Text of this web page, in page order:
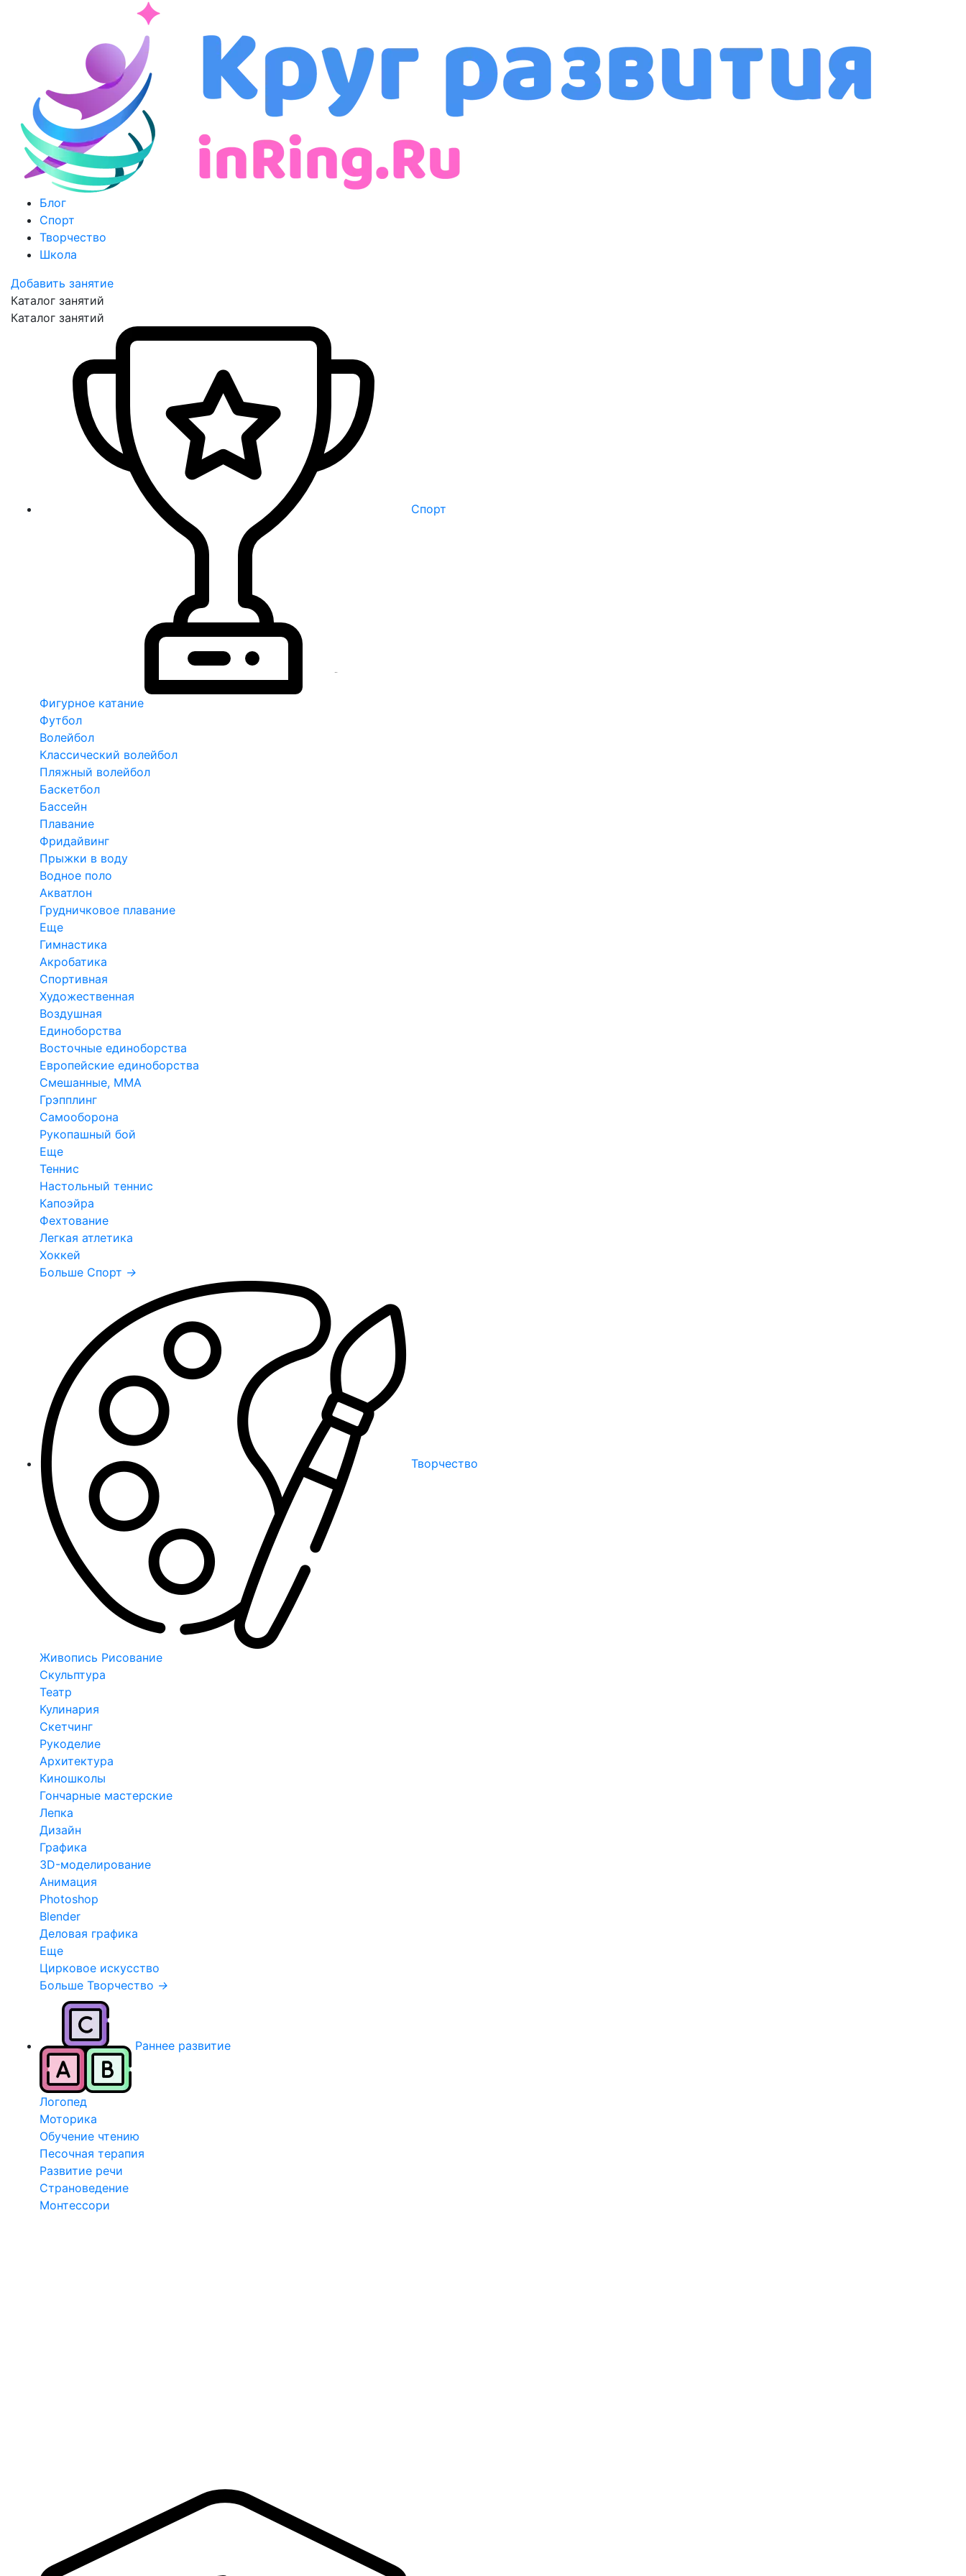
Блог
Спорт
Творчество
Школа
Добавить занятие
Каталог занятий
Каталог занятий
Спорт
Фигурное катание
Футбол
Волейбол
Классический волейбол
Пляжный волейбол
Баскетбол
Бассейн
Плавание
Фридайвинг
Прыжки в воду
Водное поло
Акватлон
Грудничковое плавание
Еще
Гимнастика
Акробатика
Спортивная
Художественная
Воздушная
Единоборства
Восточные единоборства
Европейские единоборства
Смешанные, ММА
Грэпплинг
Самооборона
Рукопашный бой
Еще
Теннис
Настольный теннис
Капоэйра
Фехтование
Легкая атлетика
Хоккей
Больше Спорт →
Творчество
Живопись Рисование
Скульптура
Театр
Кулинария
Скетчинг
Рукоделие
Архитектура
Киношколы
Гончарные мастерские
Лепка
Дизайн
Графика
3D-моделирование
Анимация
Photoshop
Blender
Деловая графика
Еще
Цирковое искусство
Больше Творчество →
Раннее развитие
Логопед
Моторика
Обучение чтению
Песочная терапия
Развитие речи
Страноведение
Монтессори